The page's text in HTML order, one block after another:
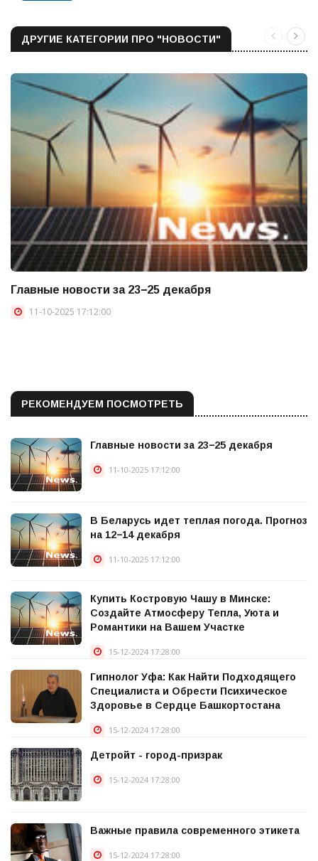
ДРУГИЕ КАТЕГОРИИ ПРО "НОВОСТИ"
Главные новости за 23−25 декабря
11-10-2025 17:12:00
РЕКОМЕНДУЕМ ПОСМОТРЕТЬ
Главные новости за 23−25 декабря
11-10-2025 17:12:00
В Беларусь идет теплая погода. Прогноз
на 12−14 декабря
11-10-2025 17:12:00
Купить Костровую Чашу в Минске:
Создайте Атмосферу Тепла, Уюта и
Романтики на Вашем Участке
15-12-2024 17:28:00
Гипнолог Уфа: Как Найти Подходящего
Специалиста и Обрести Психическое
Здоровье в Сердце Башкортостана
15-12-2024 17:28:00
Детройт - город-призрак
15-12-2024 17:28:00
Важные правила современного этикета
15-12-2024 17:28:00